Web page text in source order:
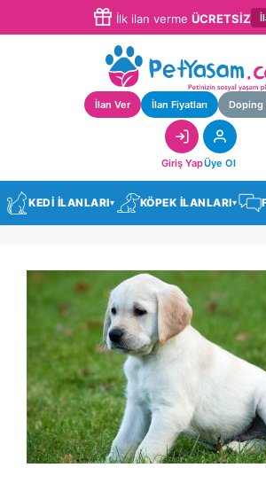
İlk ilan verme ÜCRETSİZ
İlan Ver İlan Fiyatları Doping
Giriş YapÜye Ol
KEDİ İLANLARI▾ KÖPEK İLANLARI▾